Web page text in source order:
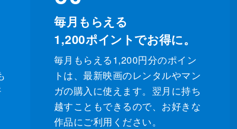
毎月もらえる
1,200ポイントでお得に。
毎月もらえる1,200円分のポイン
トは、最新映画のレンタルやマン
ガの購入に使えます。翌月に持ち
越すこともできるので、お好きな
作品にご利用ください。